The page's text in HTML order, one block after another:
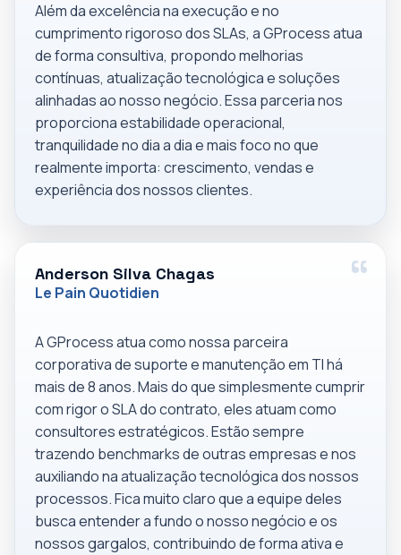
Além da excelência na execução e no
cumprimento rigoroso dos SLAs, a GProcess atua
de forma consultiva, propondo melhorias
contínuas, atualização tecnológica e soluções
alinhadas ao nosso negócio. Essa parceria nos
proporciona estabilidade operacional,
tranquilidade no dia a dia e mais foco no que
realmente importa: crescimento, vendas e
experiência dos nossos clientes.
Anderson Silva Chagas
Le Pain Quotidien
A GProcess atua como nossa parceira
corporativa de suporte e manutenção em TI há
mais de 8 anos. Mais do que simplesmente cumprir
com rigor o SLA do contrato, eles atuam como
consultores estratégicos. Estão sempre
trazendo benchmarks de outras empresas e nos
auxiliando na atualização tecnológica dos nossos
processos. Fica muito claro que a equipe deles
busca entender a fundo o nosso negócio e os
nossos gargalos, contribuindo de forma ativa e